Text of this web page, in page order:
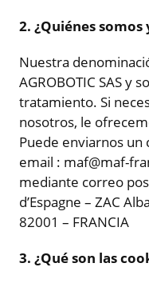
2. ¿Quiénes
Nuestra
AGROBOTIC SAS y
tratamiento. Si
nosotros, le
Puede enviarnos
email : maf@maf-
mediante correo
d’Espagne – ZAC
82001 – FRANCIA
3. ¿Qué son las